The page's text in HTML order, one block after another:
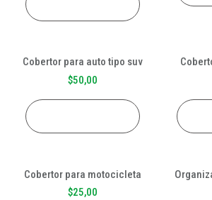
Cobertor para auto tipo suv
$50,00
Cobertor para motocicleta
$25,00